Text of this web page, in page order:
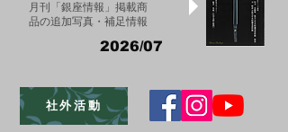
月刊「銀座情報」掲載商
品の追加写真・補足情報
2026/07
社外活動